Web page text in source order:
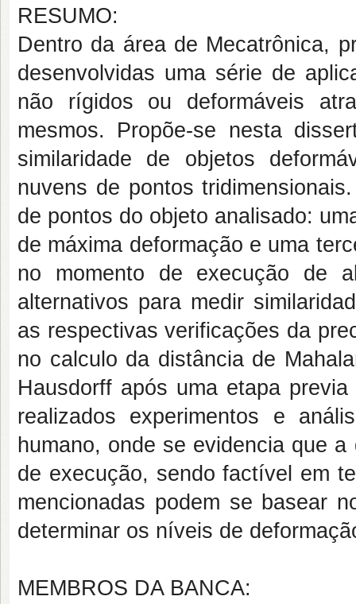
RESUMO:
Dentro da área de Mecatrônica,
desenvolvidas uma série de
não rígidos ou deformáveis
mesmos. Propõe-se nesta
similaridade de objetos
nuvens de pontos
de pontos do objeto analisado:
de máxima deformação e uma
no momento de execução de
alternativos para medir
as respectivas verificações da
no calculo da distância de
Hausdorff após uma etapa
realizados experimentos e
humano, onde se evidencia que
de execução, sendo factível em
mencionadas podem se basear
determinar os níveis de
MEMBROS DA BANCA: